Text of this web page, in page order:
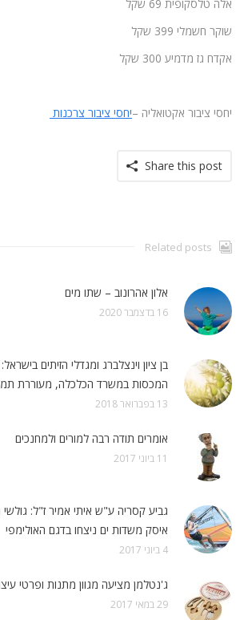
אלה טלסקופית 69 שקל
שוקר חשמלי 399 שקל
אקדח גז מדמיע 300 שקל
יחסי ציבור אקטואליה –יחסי ציבור צרכנות
Share this post
Related posts
אלון אהרונוב – שתו מים
16 בדצמבר 2020
בן ציון וינצלברג ומגדלי הזיתים
המכסות במשרד הכלכלה, מעוררת
13 בפברואר 2018
אומרים תודה רבה למורים ולמחנכים
11 ביוני 2017
איסק משדות ים ניצחו בדגם האולימפי
4 ביוני 2017
ג'נטלמן מציעה מגוון מתנות ופרטי
29 במאי 2017